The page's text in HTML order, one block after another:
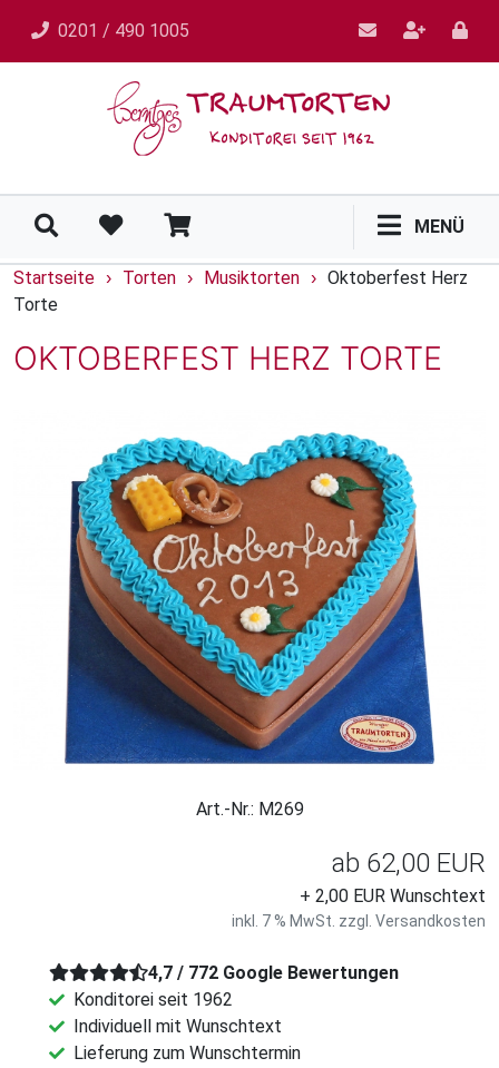
0201 / 490 1005
MENÜ
Startseite › Torten › Musiktorten › Oktoberfest Herz
Torte
OKTOBERFEST HERZ TORTE
Art.-Nr.: M269
ab 62,00 EUR
+ 2,00 EUR Wunschtext
inkl. 7 % MwSt. zzgl. Versandkosten
4,7 / 772 Google Bewertungen
Konditorei seit 1962
Individuell mit Wunschtext
Lieferung zum Wunschtermin